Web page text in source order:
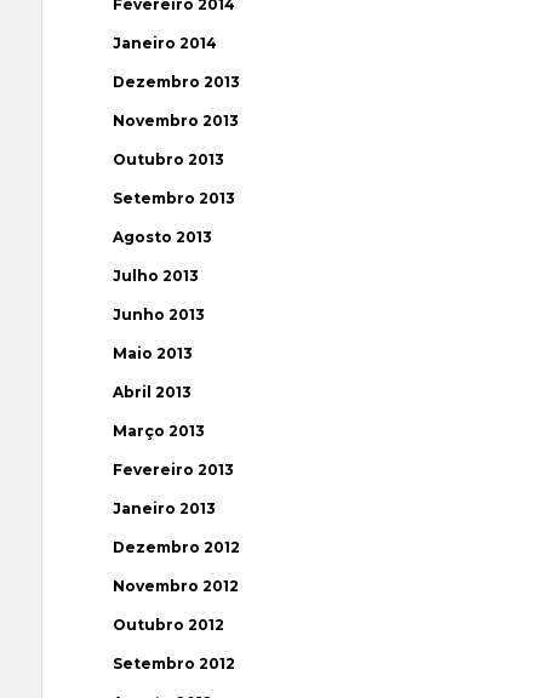
Fevereiro 2014
Janeiro 2014
Dezembro 2013
Novembro 2013
Outubro 2013
Setembro 2013
Agosto 2013
Julho 2013
Junho 2013
Maio 2013
Abril 2013
Março 2013
Fevereiro 2013
Janeiro 2013
Dezembro 2012
Novembro 2012
Outubro 2012
Setembro 2012